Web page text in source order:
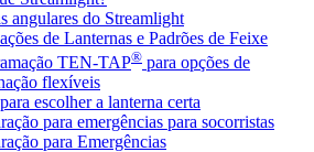
angulares do Streamlight
de Lanternas e Padrões de Feixe
TEN-TAP® para opções de
flexíveis
escolher a lanterna certa
para emergências para socorristas
para Emergências